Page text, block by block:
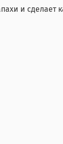
и сделает